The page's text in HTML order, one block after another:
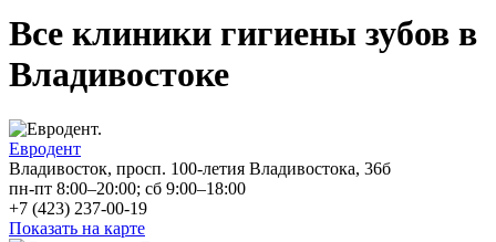
Все клиники гигиены зубов в
Владивостоке
Евродент
Владивосток, просп. 100-летия Владивостока, 36б
пн-пт 8:00–20:00; сб 9:00–18:00
+7 (423) 237-00-19
Показать на карте